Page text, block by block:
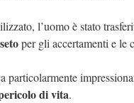
l’uomo è stato
per gli accertamenti e le
particolarmente
di vita.